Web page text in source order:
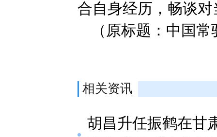
合自身经历，畅谈
（原标题：中国
相关资讯
胡昌升任振鹤在甘